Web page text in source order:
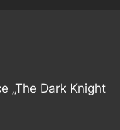
„The Dark Knight